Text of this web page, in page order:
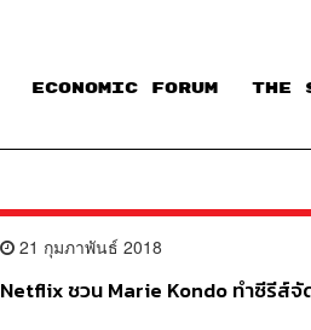
ECONOMIC FORUM THE
21 กุมภาพันธ์ 2018
Netflix ชวน Marie Kondo ทำซีรีส์จั